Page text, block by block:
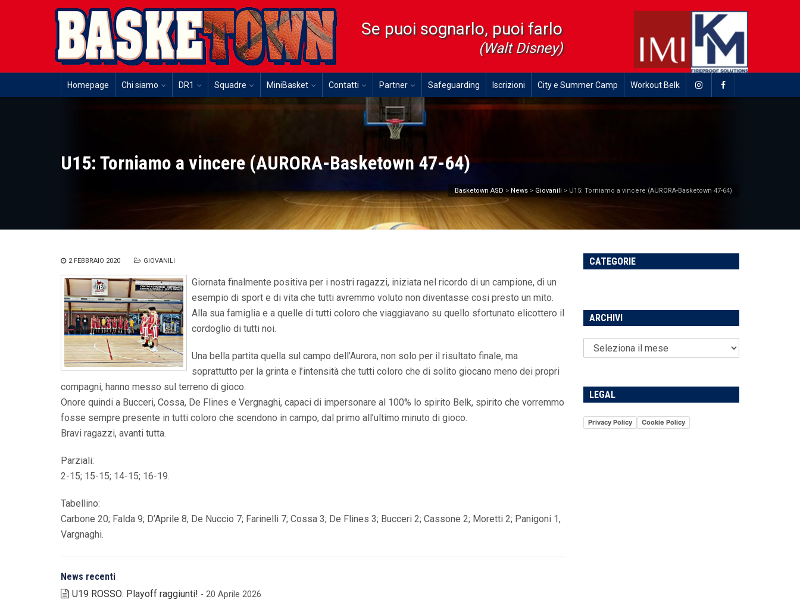
Se puoi sognarlo, puoi farlo
(Walt Disney)
Homepage Chi siamo DR1 Squadre MiniBasket Contatti Partner Safeguarding Iscrizioni City e Summer Camp Workout Belk
U15: Torniamo a vincere (AURORA-Basketown 47-64)
Basketown ASD > News > Giovanili > U15: Torniamo a vincere (AURORA-Basketown 47-64)
2 FEBBRAIO 2020 GIOVANILI
Giornata finalmente positiva per i nostri ragazzi, iniziata nel ricordo di un campione, di un
esempio di sport e di vita che tutti avremmo voluto non diventasse cosi presto un mito.
Alla sua famiglia e a quelle di tutti coloro che viaggiavano su quello sfortunato elicottero il
cordoglio di tutti noi.
Una bella partita quella sul campo dell’Aurora, non solo per il risultato finale, ma
soprattutto per la grinta e l’intensità che tutti coloro che di solito giocano meno dei propri
compagni, hanno messo sul terreno di gioco.
Onore quindi a Bucceri, Cossa, De Flines e Vergnaghi, capaci di impersonare al 100% lo spirito Belk, spirito che vorremmo
fosse sempre presente in tutti coloro che scendono in campo, dal primo all’ultimo minuto di gioco.
Bravi ragazzi, avanti tutta.
Parziali:
2-15; 15-15; 14-15; 16-19.
Tabellino:
Carbone 20; Falda 9; D’Aprile 8, De Nuccio 7; Farinelli 7; Cossa 3; De Flines 3; Bucceri 2; Cassone 2; Moretti 2; Panigoni 1,
Vargnaghi.
News recenti
U19 ROSSO: Playoff raggiunti! - 20 Aprile 2026
CATEGORIE
ARCHIVI
LEGAL
Privacy Policy Cookie Policy